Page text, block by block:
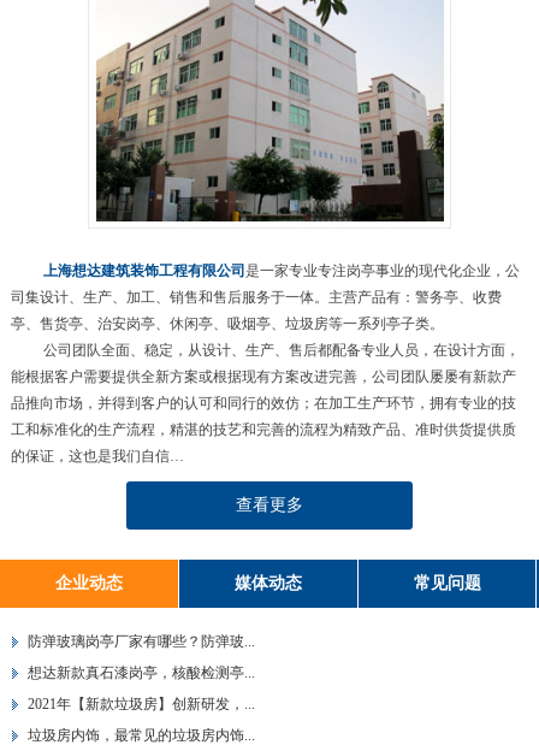
上海想达建筑装饰工程有限公司是一家专业专注岗亭事业的现代化企业，公
司集设计、生产、加工、销售和售后服务于一体。主营产品有：警务亭、收费
亭、售货亭、治安岗亭、休闲亭、吸烟亭、垃圾房等一系列亭子类。
公司团队全面、稳定，从设计、生产、售后都配备专业人员，在设计方面，
能根据客户需要提供全新方案或根据现有方案改进完善，公司团队屡屡有新款产
品推向市场，并得到客户的认可和同行的效仿；在加工生产环节，拥有专业的技
工和标准化的生产流程，精湛的技艺和完善的流程为精致产品、准时供货提供质
的保证，这也是我们自信…
查看更多
企业动态 媒体动态 常见问题
防弹玻璃岗亭厂家有哪些？防弹玻...
想达新款真石漆岗亭，核酸检测亭...
2021年【新款垃圾房】创新研发，...
垃圾房内饰，最常见的垃圾房内饰...